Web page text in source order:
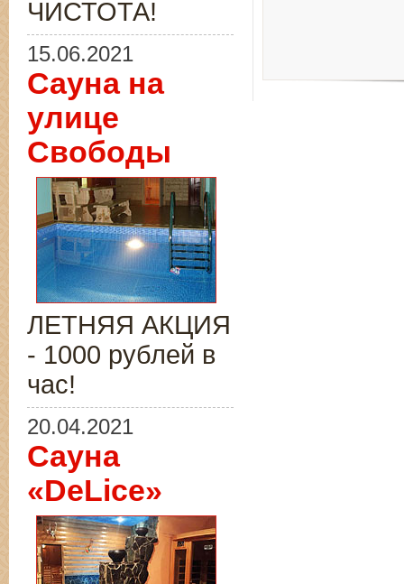
ЧИСТОТА!
15.06.2021
Сауна на
улице
Свободы
ЛЕТНЯЯ АКЦИЯ
- 1000 рублей в
час!
20.04.2021
Сауна
«DeLice»